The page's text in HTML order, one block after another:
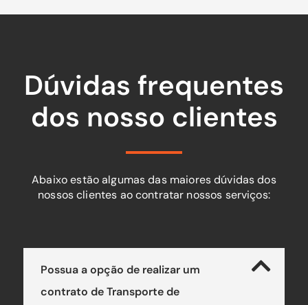
Dúvidas frequentes
dos nosso clientes
Abaixo estão algumas das maiores dúvidas dos
nossos clientes ao contratar nossos serviços:
Possua a opção de realizar um
contrato de Transporte de